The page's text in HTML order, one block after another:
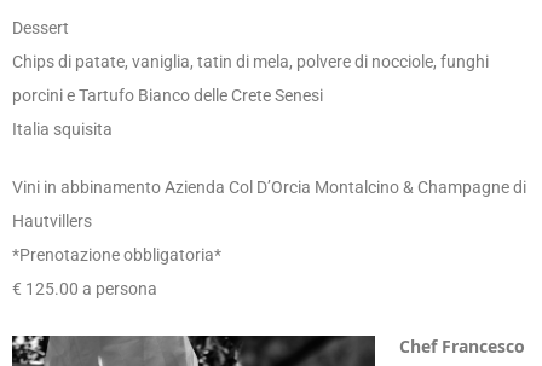
Dessert
Chips di patate, vaniglia, tatin di mela, polvere di nocciole, funghi
porcini e Tartufo Bianco delle Crete Senesi
Italia squisita
Vini in abbinamento Azienda Col D’Orcia Montalcino & Champagne di
Hautvillers
*Prenotazione obbligatoria*
€ 125.00 a persona
Chef Francesco